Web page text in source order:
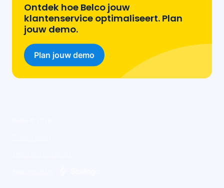
Ontdek hoe Belco jouw
klantenservice optimaliseert. Plan
jouw demo.
Plan jouw demo